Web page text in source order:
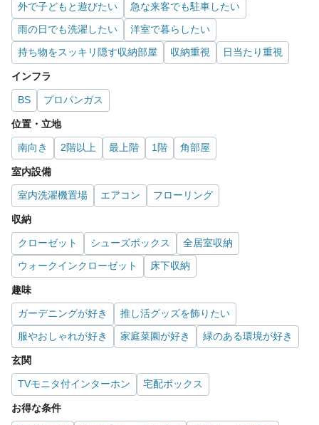
外で子どもと遊びたい
急な来客でも駐車したい
雨の日でも洗濯したい
洋室で暮らしたい
持ち物をスッキリ隠す収納部屋
収納重視 日当たり重視
インフラ
BS プロパンガス
位置・立地
南向き 2階以上 最上階 1階 角部屋
室内設備
室内洗濯機置場 エアコン フローリング
収納
クローゼット シューズボックス
全居室収納
ウォークインクローゼット
床下収納
趣味
ガーデニングが好き
推し活グッズを飾りたい
服やおしゃれが好き
家庭菜園が好き 緑のある環境が好き
玄関
TVモニタ付インターホン 宅配ボックス
お得な条件